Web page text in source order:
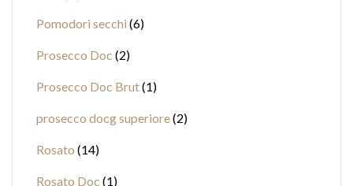
Pomodori secchi 6
Prosecco Doc 2
Prosecco Doc Brut 1
prosecco docg superiore 2
Rosato 14
Rosato Doc 1